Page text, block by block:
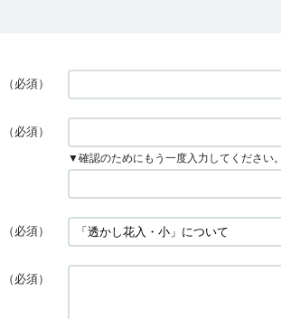
（必須）
（必須）
▼確認のためにもう一度入力してください。
（必須）
（必須）